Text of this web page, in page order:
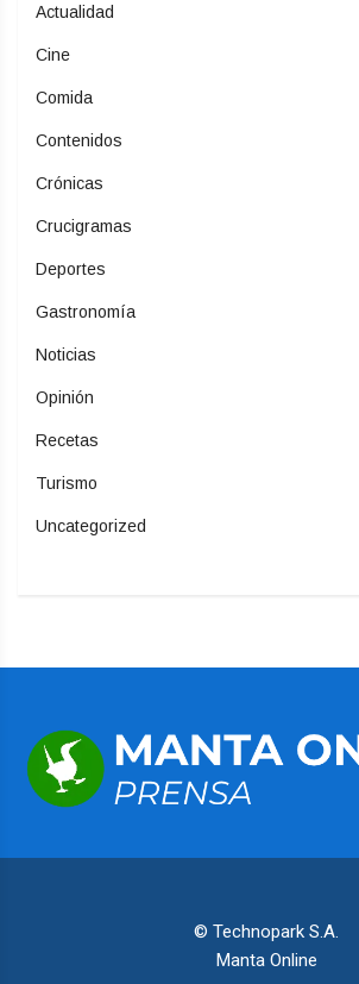
Actualidad
Cine
Comida
Contenidos
Crónicas
Crucigramas
Deportes
Gastronomía
Noticias
Opinión
Recetas
Turismo
Uncategorized
© Technopark S.A.
Manta Online